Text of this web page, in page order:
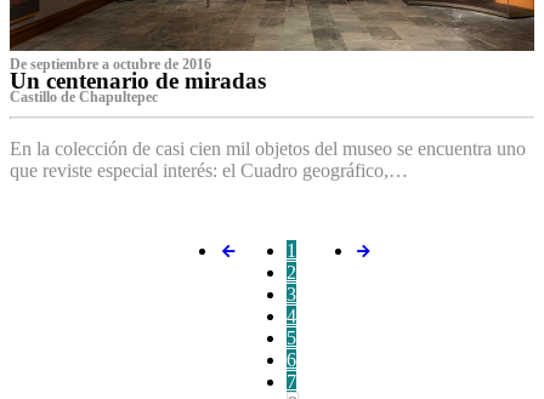
De septiembre a octubre de 2016
Un centenario de miradas
Castillo de Chapultepec
En la colección de casi cien mil objetos del museo se encuentra uno
que reviste especial interés: el Cuadro geográfico,…
1
2
3
4
5
6
7